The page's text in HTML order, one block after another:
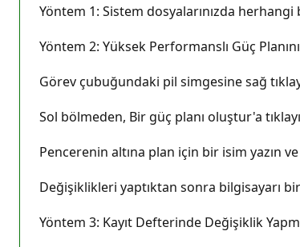
Yöntem 1: Sistem dosyalarınızda
Yöntem 2: Yüksek Performanslı Güç
Görev çubuğundaki pil simgesine sağ
Sol bölmeden, Bir güç planı oluştur'a
Pencerenin altına plan için bir isim yazın
Değişiklikleri yaptıktan sonra bilgisayarı
Yöntem 3: Kayıt Defterinde Değişiklik